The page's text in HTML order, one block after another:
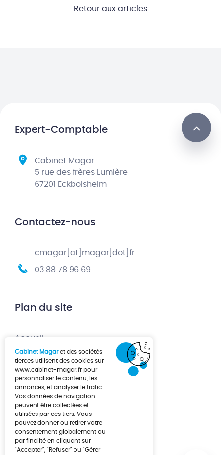
Retour aux articles
Expert-Comptable
Cabinet Magar
5 rue des frères Lumière
67201 Eckbolsheim
Contactez-nous
cmagar[at]magar[dot]fr
03 88 78 96 69
Plan du site
Accueil
Création d’entreprise
Développement d’entreprise
À propos
Actualités
Contact
Cabinet Magaret des sociétés
tierces utilisent des cookies sur
www.cabinet-magar.frpour
personnaliser le contenu, les
annonces, et analyser le trafic.
Vos données de navigation
peuvent être collectées et
utilisées par ces tiers. Vous
pouvez donner ou retirer votre
consentement globalement ou
par finalité en cliquant sur
"Accepter", "Refuser" ou "Gérer